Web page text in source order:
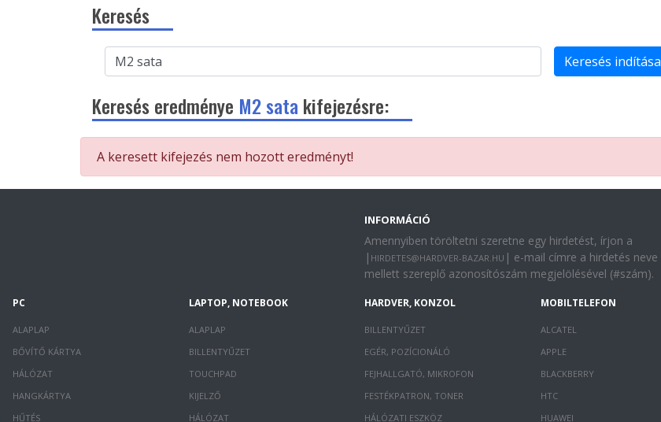
Keresés
Keresés indítása
Keresés eredménye M2 sata kifejezésre:
A keresett kifejezés nem hozott eredményt!
INFORMÁCIÓ
Amennyiben töröltetni szeretne egy hirdetést, írjon a
| HIRDETES@HARDVER-BAZAR.HU | e-mail címre a hirdetés neve
mellett szereplő azonosítószám megjelölésével (#szám).
PC
ALAPLAP
BŐVÍTŐ KÁRTYA
HÁLÓZAT
HANGKÁRTYA
HŰTÉS
LAPTOP, NOTEBOOK
ALAPLAP
BILLENTYŰZET
TOUCHPAD
KIJELZŐ
HÁLÓZAT
HARDVER, KONZOL
BILLENTYŰZET
EGÉR, POZÍCIONÁLÓ
FEJHALLGATÓ, MIKROFON
FESTÉKPATRON, TONER
HÁLÓZATI ESZKÖZ
MOBILTELEFON
ALCATEL
APPLE
BLACKBERRY
HTC
HUAWEI